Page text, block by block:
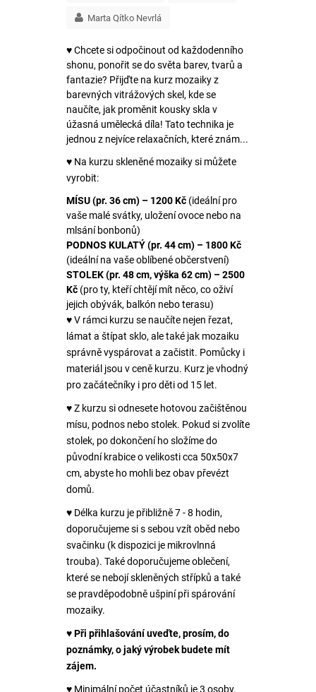
Marta Qítko Nevrlá
♥ Chcete si odpočinout od každodenního
shonu, ponořit se do světa barev, tvarů a
fantazie? Přijďte na kurz mozaiky z
barevných vitrážových skel, kde se
naučíte, jak proměnit kousky skla v
úžasná umělecká díla! Tato technika je
jednou z nejvíce relaxačních, které znám...
♥ Na kurzu skleněné mozaiky si můžete
vyrobit:
MÍSU (pr. 36 cm) – 1200 Kč (ideální pro
vaše malé svátky, uložení ovoce nebo na
mlsání bonbonů)
PODNOS KULATÝ (pr. 44 cm) – 1800 Kč
(ideální na vaše oblíbené občerstvení)
STOLEK (pr. 48 cm, výška 62 cm) – 2500
Kč (pro ty, kteří chtějí mít něco, co oživí
jejich obývák, balkón nebo terasu)
♥ V rámci kurzu se naučíte nejen řezat,
lámat a štípat sklo, ale také jak mozaiku
správně vyspárovat a začistit. Pomůcky i
materiál jsou v ceně kurzu. Kurz je vhodný
pro začátečníky i pro děti od 15 let.
♥ Z kurzu si odnesete hotovou začištěnou
mísu, podnos nebo stolek. Pokud si zvolíte
stolek, po dokončení ho složíme do
původní krabice o velikosti cca 50x50x7
cm, abyste ho mohli bez obav převézt
domů.
♥ Délka kurzu je přibližně 7 - 8 hodin,
doporučujeme si s sebou vzít oběd nebo
svačinku (k dispozici je mikrovlnná
trouba). Také doporučujeme oblečení,
které se nebojí skleněných střípků a také
se pravděpodobně ušpiní při spárování
mozaiky.
♥Při přihlašování uveďte, prosím, do
poznámky, o jaký výrobek budete mít
zájem.
♥ Minimální počet účastníků je 3 osoby.